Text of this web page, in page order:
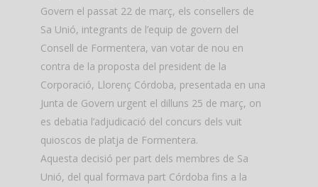
Govern el passat 22 de març, els consellers de
Sa Unió, integrants de l’equip de govern del
Consell de Formentera, van votar de nou en
contra de la proposta del president de la
Corporació, Llorenç Córdoba, presentada en una
Junta de Govern urgent el dilluns 25 de març, on
es debatia l’adjudicació del concurs dels vuit
quioscos de platja de Formentera.
Aquesta decisió per part dels membres de Sa
Unió, del qual formava part Córdoba fins a la